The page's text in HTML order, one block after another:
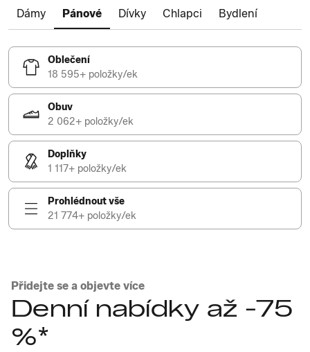
Dámy Pánové Dívky Chlapci Bydlení
Oblečení
18 595+ položky/ek
Obuv
2 062+ položky/ek
Doplňky
1 117+ položky/ek
Prohlédnout vše
21 774+ položky/ek
Přidejte se a objevte více
Denní nabídky až -75
%*